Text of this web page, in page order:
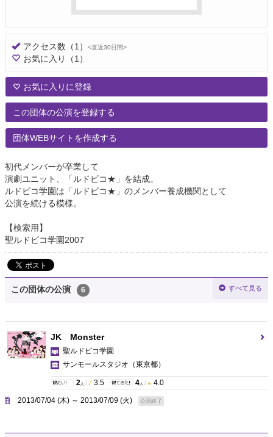
アクセス数 （1） <直近30日間>
お気に入り （1）
お気に入りに登録
この団体の公演を登録する
団体WEBサイトを作成する
初代メンバーが卒業して
演劇ユニット、「ルドビコ★」を結成。
ルドビコ学園は「ルドビコ★」のメンバー養成機関として
公演を続ける模様。
【検索用】
聖ルドビコ学園2007
この団体の公演 6 すべて見る
JK Monster
聖ルドビコ学園
サンモールスタジオ （東京都）
2 人 / 3.5 4 人 / 4.0
2013/07/04 (木) ～ 2013/07/09 (火) 公演終了